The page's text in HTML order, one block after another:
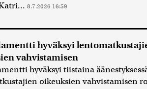
8.7.2026 16:59
hyväksyi
vahvistamisen
hyväksyi tiistaina
oikeuksien vahvistamisen